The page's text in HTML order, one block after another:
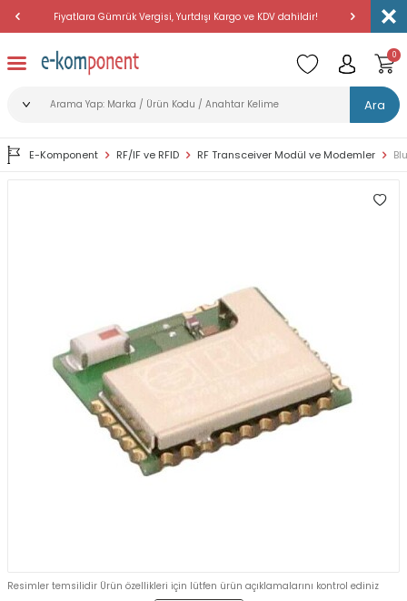
Fiyatlara Gümrük Vergisi, Yurtdışı Kargo ve KDV dahildir!
Ara
0
E-Komponent RF/IF ve RFID RF Transceiver Modül ve Modemler
Resimler temsilidir Ürün özellikleri için lütfen ürün açıklamalarını kontrol ediniz